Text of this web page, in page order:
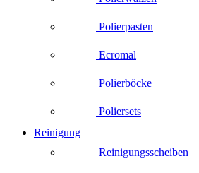
Polierpasten
Ecromal
Polierböcke
Poliersets
Reinigung
Reinigungsscheiben